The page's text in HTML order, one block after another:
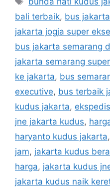
bali terbaik, bus
jakarta jogja super
bus jakarta semarang
jakarta semarang
ke jakarta, bus
executive, bus terbaik
kudus jakarta,
jne jakarta kudus,
haryanto kudus jakarta,
jam, jakarta kudus
harga, jakarta kudus
jakarta kudus naik